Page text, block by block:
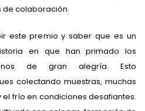
de colaboración.
este premio y saber que es un
en que han primado los
de gran alegría. Esto
colectando muestras, muchas
frío en condiciones desafiantes.